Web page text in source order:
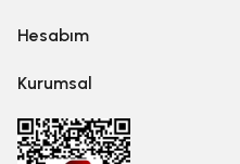
Hesabım
Kurumsal